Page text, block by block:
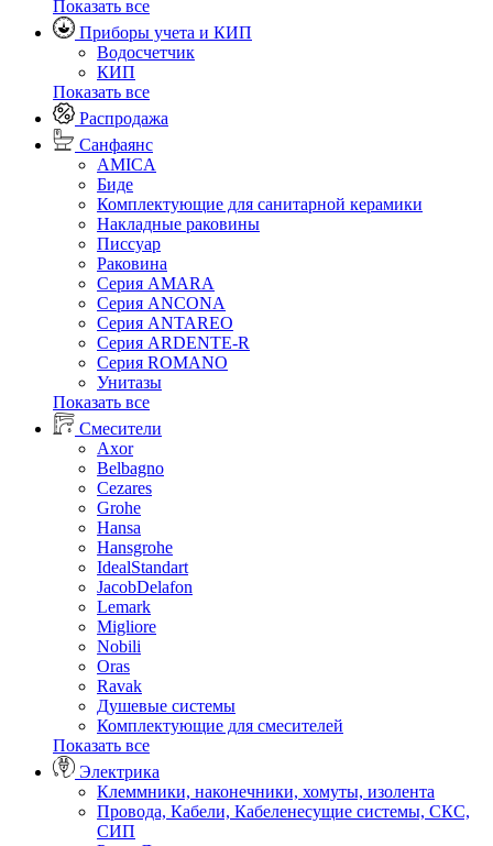
Показать все
Приборы учета и КИП
Водосчетчик
КИП
Показать все
Распродажа
Санфаянс
AMICA
Биде
Комплектующие для санитарной керамики
Накладные раковины
Писсуар
Раковина
Серия AMARA
Серия ANCONA
Серия ANTAREO
Серия ARDENTE-R
Серия ROMANO
Унитазы
Показать все
Смесители
Axor
Belbagno
Cezares
Grohe
Hansa
Hansgrohe
IdealStandart
JacobDelafon
Lemark
Migliore
Nobili
Oras
Ravak
Душевые системы
Комплектующие для смесителей
Показать все
Электрика
Клеммники, наконечники, хомуты, изолента
Провода, Кабели, Кабеленесущие системы, СКС,
СИП